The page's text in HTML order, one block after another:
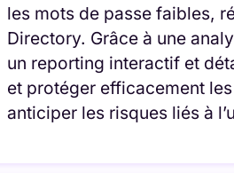
les mots de passe faibles,
Directory. Grâce à une
un reporting interactif et
et protéger efficacement
anticiper les risques liés à